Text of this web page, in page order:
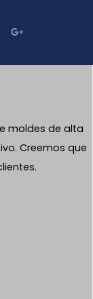
moldes de alta
Creemos que